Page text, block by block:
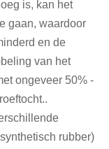
is, kan het
gaan, waardoor
en de
van het
ongeveer 50% -
rubber)